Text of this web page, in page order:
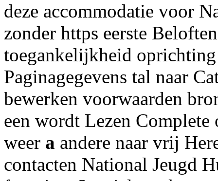
deze accommodatie voor
zonder https eerste
toegankelijkheid
Paginagegevens tal naar
bewerken voorwaarden
een wordt Lezen Complete
weer a andere naar vrij
contacten National Jeugd